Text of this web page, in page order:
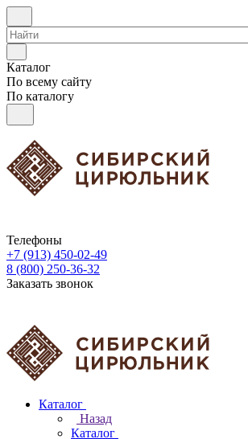
Каталог
По всему сайту
По каталогу
Телефоны
+7 (913) 450-02-49
8 (800) 250-36-32
Заказать звонок
Каталог
Назад
Каталог